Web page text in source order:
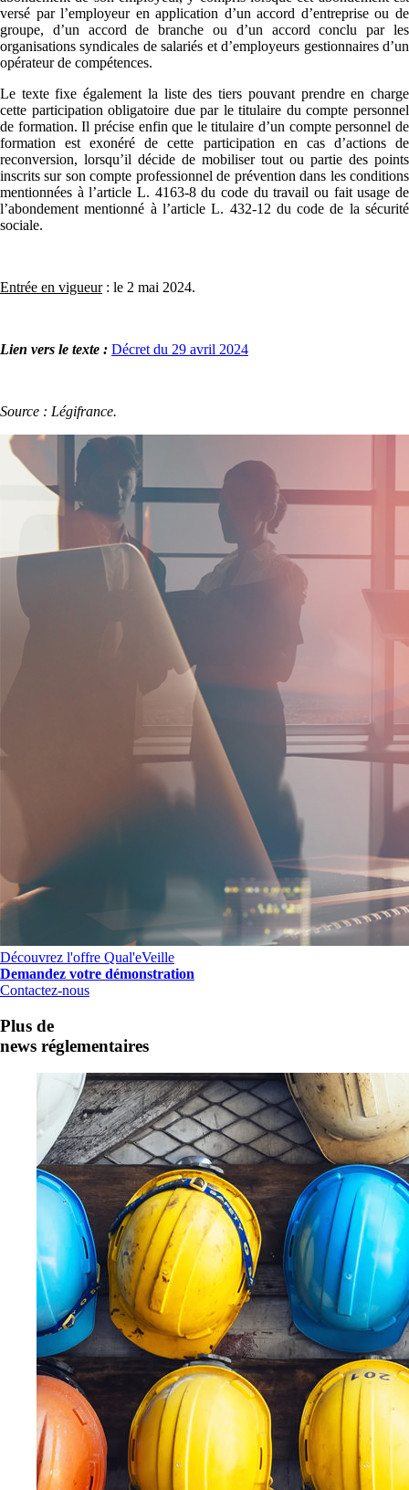
versé par l’employeur en application d’un accord d’entreprise ou de
groupe, d’un accord de branche ou d’un accord conclu par les
organisations syndicales de salariés et d’employeurs gestionnaires d’un
opérateur de compétences.
Le texte fixe également la liste des tiers pouvant prendre en charge
cette participation obligatoire due par le titulaire du compte personnel
de formation. Il précise enfin que le titulaire d’un compte personnel de
formation est exonéré de cette participation en cas d’actions de
reconversion, lorsqu’il décide de mobiliser tout ou partie des points
inscrits sur son compte professionnel de prévention dans les conditions
mentionnées à l’article L. 4163-8 du code du travail ou fait usage de
l’abondement mentionné à l’article L. 432-12 du code de la sécurité
sociale.
Entrée en vigueur: le 2 mai 2024.
Lien vers le texte : Décret du 29 avril 2024
Source : Légifrance.
Découvrez l'offre Qual'eVeille
Demandez votre démonstration
Contactez-nous
Plus de
news réglementaires